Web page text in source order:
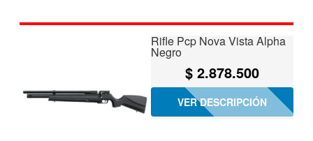
Rifle Pcp Nova Vista Alpha
Negro
$2.878.500
VER DESCRIPCIÓN